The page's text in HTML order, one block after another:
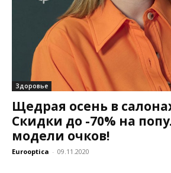
Здоровье
Щедрая осень в
Скидки до -70% на
модели очков!
Eurooptica - 09.11.2020